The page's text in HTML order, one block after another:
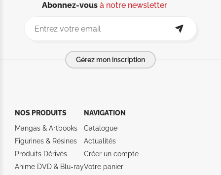
Abonnez-vousà notre newsletter
Gérez mon inscription
NOS PRODUITS
Mangas & Artbooks
Figurines & Résines
Produits Dérivés
Anime DVD & Blu‑ray
NAVIGATION
Catalogue
Actualités
Créer un compte
Votre panier